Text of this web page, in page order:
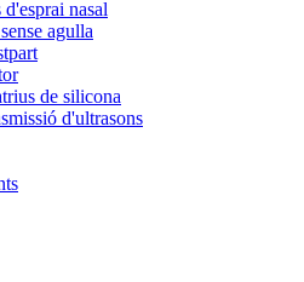
nasal
agulla
de silicona
d'ultrasons